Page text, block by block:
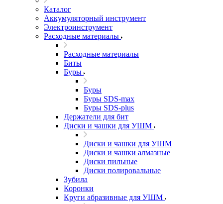
Каталог
Аккумуляторный инструмент
Электроинструмент
Расходные материалы
Расходные материалы
Биты
Буры
Буры
Буры SDS-max
Буры SDS-plus
Держатели для бит
Диски и чашки для УШМ
Диски и чашки для УШМ
Диски и чашки алмазные
Диски пильные
Диски полировальные
Зубила
Коронки
Круги абразивные для УШМ